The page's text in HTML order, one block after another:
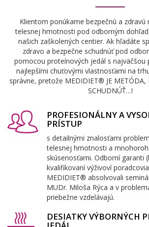
Klientom ponúkame bezpečnú a zdravú
telesnej hmotnosti pod odborným
našich zaškolených centier. Ak hľadáte
zdravo a bezpečne schudnúť pod
pomocou proteínových jedál s najväčšou
najlepšími chuťovými vlastnosťami na
správne, pretože MEDIDIET® JE METÓDA,
SCHUDNÚŤ…!
PROFESIONÁLNY A
PRÍSTUP
s detailnými znalosťami
telesnej hmotnosti a
skúsenosťami. Odborní garanti
kvalifikovaní výživoví
MEDIDIET® absolvovali
MUDr. Miloša Rýca a v
priebežne vzdelávajú.
DESIATKY VÝBORNÝCH